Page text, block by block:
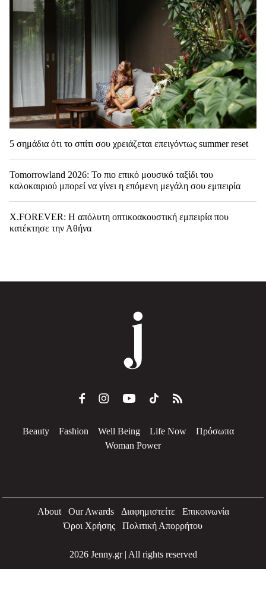
5 σημάδια ότι το σπίτι σου χρειάζεται επειγόντως summer reset
Tomorrowland 2026: Το πιο επικό μουσικό ταξίδι του
καλοκαιριού μπορεί να γίνει η επόμενη μεγάλη σου εμπειρία
X.FOREVER: Η απόλυτη οπτικοακουστική εμπειρία που
κατέκτησε την Αθήνα
Beauty Fashion Well Being Life Now
Πρόσωπα
Woman Power
About Our Awards Διαφημιστείτε
Επικοινωνία
Όροι Χρήσης
Πολιτική Απορρήτου
2026 Jenny.gr | All rights reserved